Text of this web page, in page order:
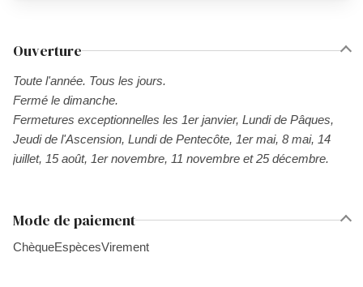
Ouverture
Toute l'année. Tous les jours.
Fermé le dimanche.
Fermetures exceptionnelles les 1er janvier, Lundi de Pâques,
Jeudi de l'Ascension, Lundi de Pentecôte, 1er mai, 8 mai, 14
juillet, 15 août, 1er novembre, 11 novembre et 25 décembre.
Mode de paiement
ChèqueEspècesVirement